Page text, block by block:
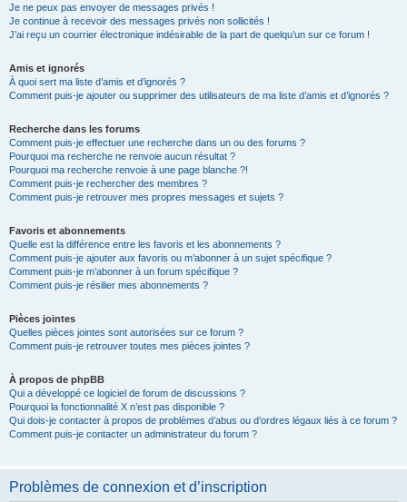
Je ne peux pas envoyer de messages privés !
Je continue à recevoir des messages privés non sollicités !
J’ai reçu un courrier électronique indésirable de la part de quelqu’un sur ce forum !
Amis et ignorés
À quoi sert ma liste d’amis et d’ignorés ?
Comment puis-je ajouter ou supprimer des utilisateurs de ma liste d’amis et d’ignorés ?
Recherche dans les forums
Comment puis-je effectuer une recherche dans un ou des forums ?
Pourquoi ma recherche ne renvoie aucun résultat ?
Pourquoi ma recherche renvoie à une page blanche ?!
Comment puis-je rechercher des membres ?
Comment puis-je retrouver mes propres messages et sujets ?
Favoris et abonnements
Quelle est la différence entre les favoris et les abonnements ?
Comment puis-je ajouter aux favoris ou m’abonner à un sujet spécifique ?
Comment puis-je m’abonner à un forum spécifique ?
Comment puis-je résilier mes abonnements ?
Pièces jointes
Quelles pièces jointes sont autorisées sur ce forum ?
Comment puis-je retrouver toutes mes pièces jointes ?
À propos de phpBB
Qui a développé ce logiciel de forum de discussions ?
Pourquoi la fonctionnalité X n’est pas disponible ?
Qui dois-je contacter à propos de problèmes d’abus ou d’ordres légaux liés à ce forum ?
Comment puis-je contacter un administrateur du forum ?
Problèmes de connexion et d’inscription